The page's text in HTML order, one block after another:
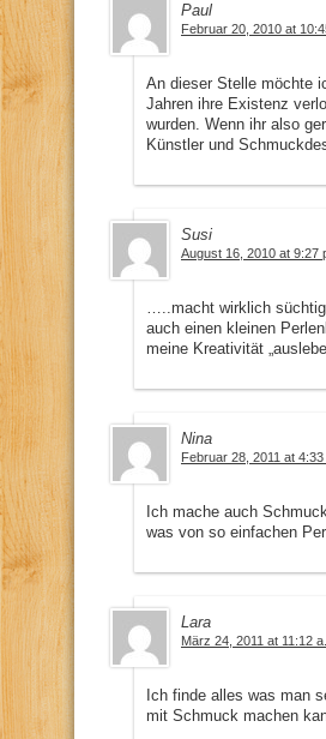
Paul
Februar 20, 2010 at
An dieser Stelle möchte
Jahren ihre Existenz
wurden. Wenn ihr also
Künstler und
Susi
August 16, 2010 at 9:27
…..macht wirklich
auch einen kleinen
meine Kreativität
Nina
Februar 28, 2011 at 4:33
Ich mache auch
was von so einfachen
Lara
März 24, 2011 at 11:12
Ich finde alles was man
mit Schmuck machen